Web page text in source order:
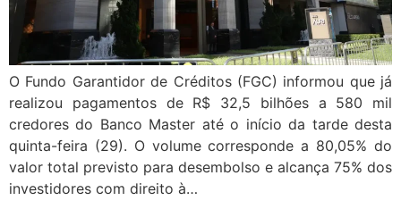
O Fundo Garantidor de Créditos (FGC) informou que já
realizou pagamentos de R$ 32,5 bilhões a 580 mil
credores do Banco Master até o início da tarde desta
quinta-feira (29). O volume corresponde a 80,05% do
valor total previsto para desembolso e alcança 75% dos
investidores com direito à…